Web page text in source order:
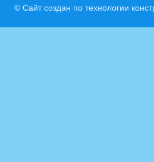
© Сайт создан по технологии